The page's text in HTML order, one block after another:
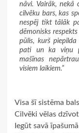
nāvi. Vairāk, nekā
cilvēku bars, kas
nespēj tikt tālāk
dēmonisks
pūlis, kurš
pati un ka viņu
mašīnas
visiem laikiem.”
Visa šī sistēma
Cilvēki vēlas
Iegūt savā